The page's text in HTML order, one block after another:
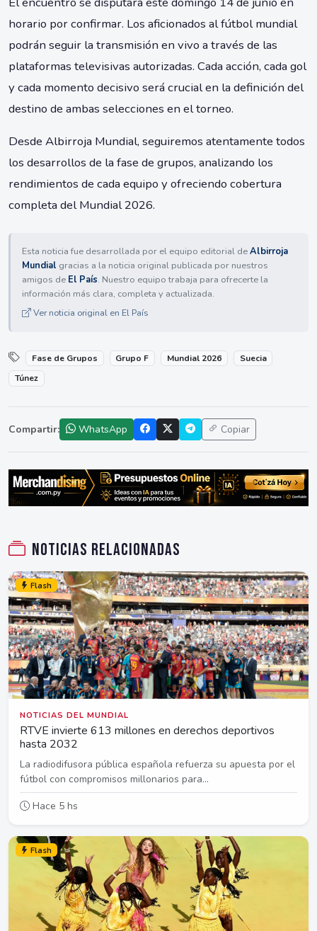
horario por confirmar. Los aficionados al fútbol mundial
podrán seguir la transmisión en vivo a través de las
plataformas televisivas autorizadas. Cada acción, cada gol
y cada momento decisivo será crucial en la definición del
destino de ambas selecciones en el torneo.
Desde Albirroja Mundial, seguiremos atentamente todos
los desarrollos de la fase de grupos, analizando los
rendimientos de cada equipo y ofreciendo cobertura
completa del Mundial 2026.
Esta noticia fue desarrollada por el equipo editorial deAlbirroja
Mundial gracias a la noticia original publicada por nuestros
amigos de El País. Nuestro equipo trabaja para ofrecerte la
información más clara, completa y actualizada.
Ver noticia original en El País
Fase de Grupos Grupo F Mundial 2026
Suecia
Túnez
Compartir: WhatsApp Copiar
Noticias relacionadas
Flash
NOTICIAS DEL MUNDIAL
RTVE invierte 613 millones en derechos deportivos
hasta 2032
La radiodifusora pública española refuerza su apuesta por el
fútbol con compromisos millonarios para...
Hace 5 hs
Flash